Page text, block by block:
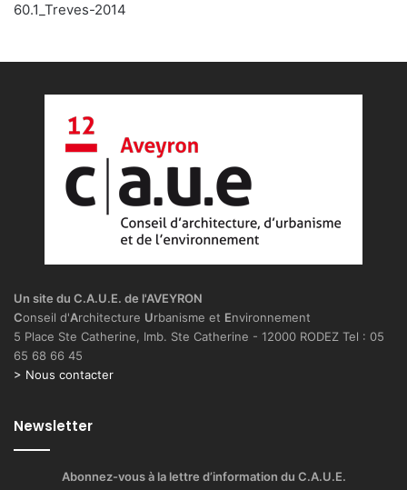
60.1_Treves-2014
Un site du C.A.U.E. de l'AVEYRON
Conseil d'Architecture Urbanisme et Environnement
5 Place Ste Catherine, Imb. Ste Catherine - 12000 RODEZ Tel : 05
65 68 66 45
> Nous contacter
Newsletter
Abonnez-vous à la lettre d’information du C.A.U.E.